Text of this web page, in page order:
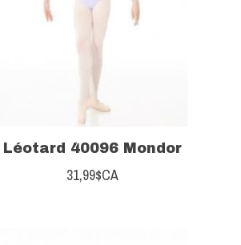
Léotard 40096 Mondor
31,99$CA